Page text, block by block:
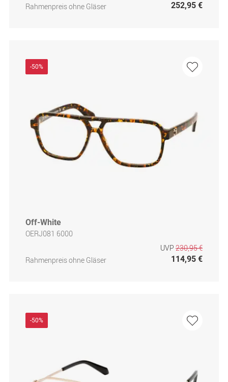
Rahmenpreis ohne Gläser
252,95 €
-50%
Off-White
OERJ081 6000
Rahmenpreis ohne Gläser
UVP 230,95 €
114,95 €
-50%